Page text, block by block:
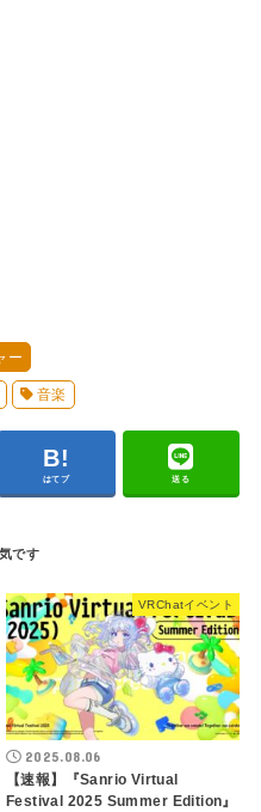
ー
音楽
はてブ 送る
VRChatイベント
2025.08.06
【速報】『Sanrio Virtual
Festival 2025 Summer Edition』